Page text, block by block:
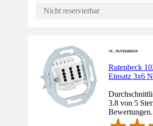
Nicht reservierbar
Rutenbeck
Einsatz 3x6
3.8 von 5
Bewertungen.